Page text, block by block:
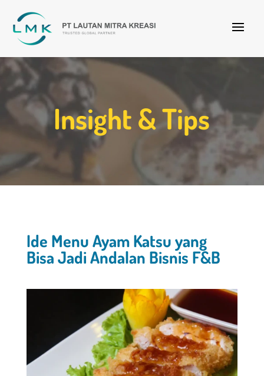
Insight & Tips
Ide Menu Ayam Katsu yang
Bisa Jadi Andalan Bisnis F&B